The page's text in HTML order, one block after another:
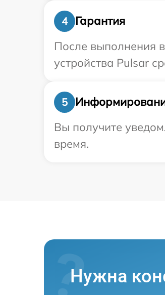
4
Гарантия
После выполнения
устройства Pulsar
5
Вы получите
время.
Нужна